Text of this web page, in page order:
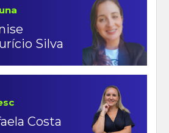
Silva
Costa